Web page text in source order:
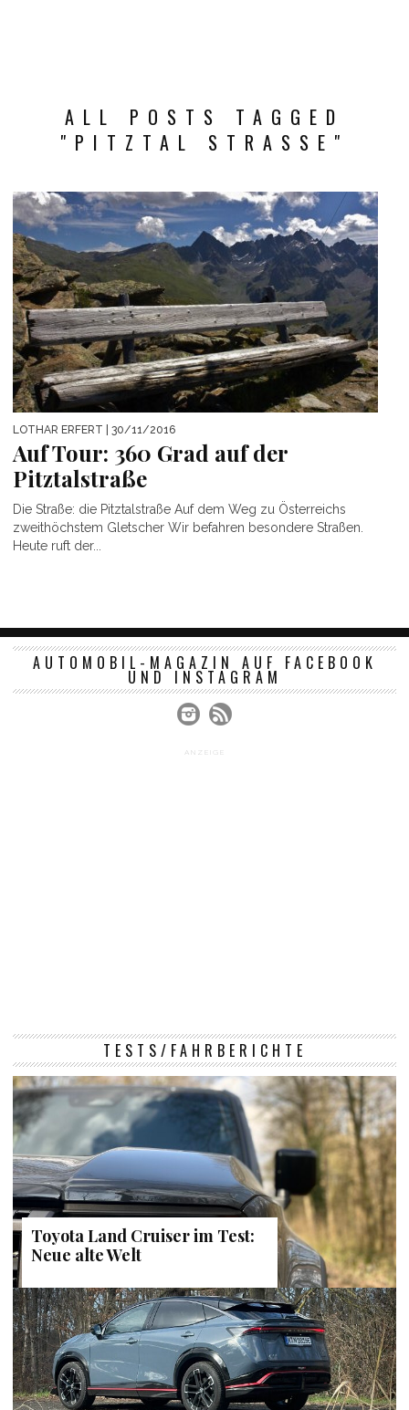
ALL POSTS TAGGED
"PITZTAL STRASSE"
LOTHAR ERFERT | 30/11/2016
Auf Tour: 360 Grad auf der
Pitztalstraße
Die Straße: die Pitztalstraße Auf dem Weg zu Österreichs
zweithöchstem Gletscher Wir befahren besondere Straßen.
Heute ruft der...
AUTOMOBIL-MAGAZIN AUF FACEBOOK
UND INSTAGRAM
ANZEIGE
TESTS/FAHRBERICHTE
Toyota Land Cruiser im Test:
Neue alte Welt